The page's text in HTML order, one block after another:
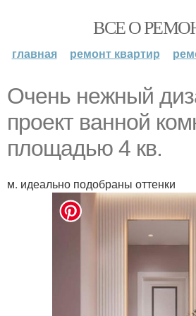
ВСЕ О
главная ремонт квартир
Очень нежный
проект ванной
площадью 4 кв.
м. идеально подобраны оттенки